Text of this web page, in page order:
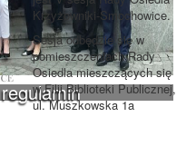
Krzyżowniki-Smochowice.
Sesja odbędzie się w
pomieszczeniach Rady
Osiedla mieszczących się
w Filii Biblioteki Publicznej,
ul. Muszkowska 1a